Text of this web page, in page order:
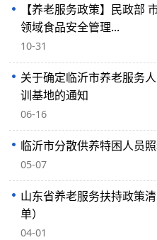
【养老服务政策】民政部
领域食品安全管理...
10-31
关于确定临沂市养老服务
训基地的通知
06-16
临沂市分散供养特困人员
05-07
山东省养老服务扶持政策
单）
04-01